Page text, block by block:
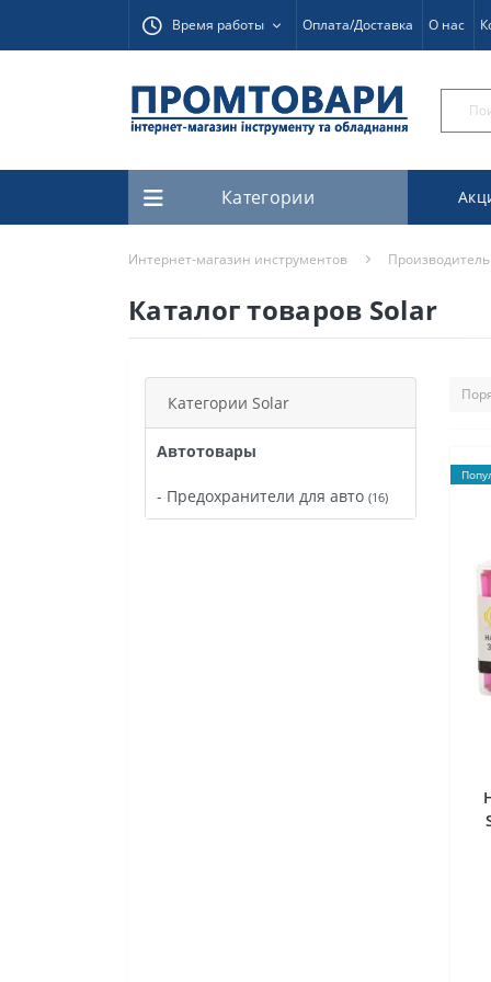
Время работы Оплата/Доставка О нас
Категории
Интернет-магазин инструментов Производитель
Каталог товаров Solar
Категории Solar
Автотовары
- Предохранители для авто (16)